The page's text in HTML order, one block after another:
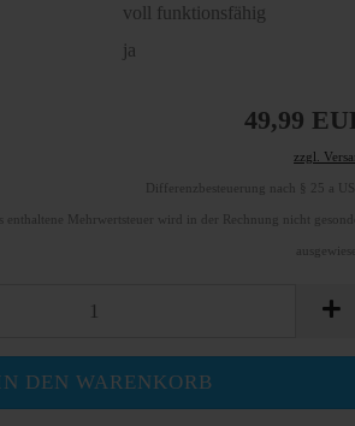
voll funktionsfähig
ja
49,99
zzgl.
Differenzbesteuerung nach § 25 a
enthaltene Mehrwertsteuer wird in der Rechnung nicht